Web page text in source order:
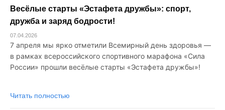
Весёлые старты «Эстафета дружбы»: спорт,
дружба и заряд бодрости!
07.04.2026
7 апреля мы ярко отметили Всемирный день здоровья —
в рамках всероссийского спортивного марафона «Сила
России» прошли весёлые старты «Эстафета дружбы»!
Читать полностью